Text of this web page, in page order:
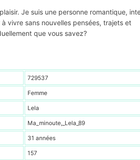
Je suis une personne romantique,
vivre sans nouvelles pensées, trajets et
que vous savez?
729537
Femme
Lela
Ma_minoute,_Lela_89
31 années
157